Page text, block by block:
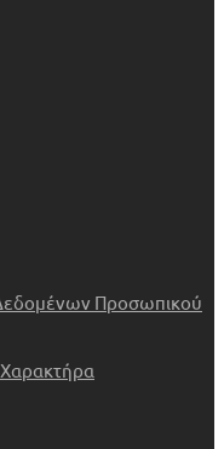
Προσωπικού